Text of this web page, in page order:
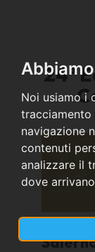
Noi usiamo i
tracciamento
navigazione
contenuti
analizzare il
dove
24°